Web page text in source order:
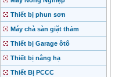
Thiết bị phun sơn
Máy chà sàn giặt thảm
Thiết bị Garage ôtô
Thiết bị nâng hạ
Thiết Bị PCCC